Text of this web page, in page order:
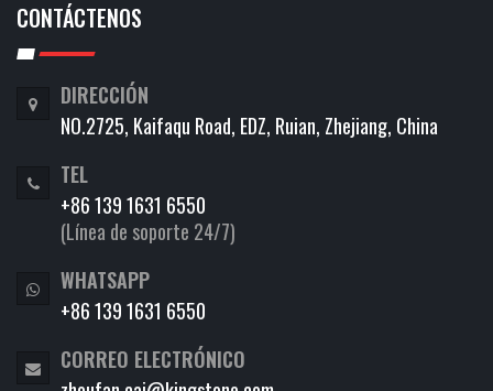
CONTÁCTENOS
DIRECCIÓN
NO.2725, Kaifaqu Road, EDZ, Ruian, Zhejiang, China
TEL
+86 139 1631 6550
(Línea de soporte 24/7)
WHATSAPP
+86 139 1631 6550
CORREO ELECTRÓNICO